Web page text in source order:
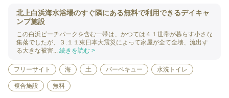
北上白浜海水浴場のすぐ隣にある無料で利用できるデイキャ
ンプ施設
この白浜ビーチパークを含む一帯は、かつては４１世帯が暮らす小さな
集落でしたが、３.１１東日本大震災によって家屋が全て全壊、流出す
る大きな被害... 続きを読む >
フリーサイト 海 土 バーベキュー 水洗トイレ
複合施設 無料